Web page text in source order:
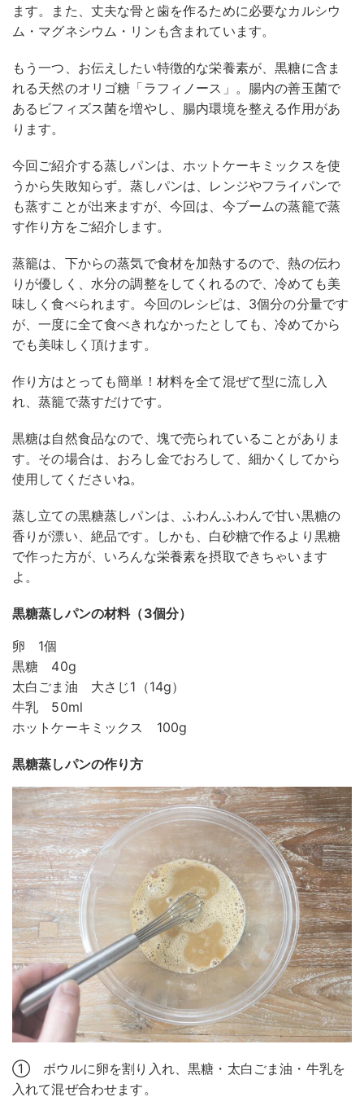
ます。また、丈夫な骨と歯を作るために必要なカルシウ
ム・マグネシウム・リンも含まれています。
もう一つ、お伝えしたい特徴的な栄養素が、黒糖に含ま
れる天然のオリゴ糖「ラフィノース」。腸内の善玉菌で
あるビフィズス菌を増やし、腸内環境を整える作用があ
ります。
今回ご紹介する蒸しパンは、ホットケーキミックスを使
うから失敗知らず。蒸しパンは、レンジやフライパンで
も蒸すことが出来ますが、今回は、今ブームの蒸籠で蒸
す作り方をご紹介します。
蒸籠は、下からの蒸気で食材を加熱するので、熱の伝わ
りが優しく、水分の調整をしてくれるので、冷めても美
味しく食べられます。今回のレシピは、3個分の分量です
が、一度に全て食べきれなかったとしても、冷めてから
でも美味しく頂けます。
作り方はとっても簡単！材料を全て混ぜて型に流し入
れ、蒸籠で蒸すだけです。
黒糖は自然食品なので、塊で売られていることがありま
す。その場合は、おろし金でおろして、細かくしてから
使用してくださいね。
蒸し立ての黒糖蒸しパンは、ふわんふわんで甘い黒糖の
香りが漂い、絶品です。しかも、白砂糖で作るより黒糖
で作った方が、いろんな栄養素を摂取できちゃいます
よ。
黒糖蒸しパンの材料（3個分）
卵 1個
黒糖 40g
太白ごま油 大さじ1（14g）
牛乳 50ml
ホットケーキミックス 100g
黒糖蒸しパンの作り方
① ボウルに卵を割り入れ、黒糖・太白ごま油・牛乳を
入れて混ぜ合わせます。